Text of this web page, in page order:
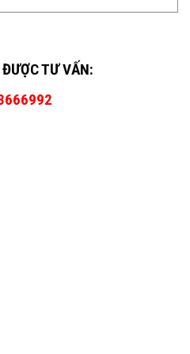
TƯ VẤN: